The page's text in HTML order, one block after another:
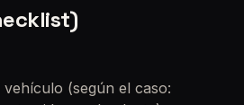
(según el caso: